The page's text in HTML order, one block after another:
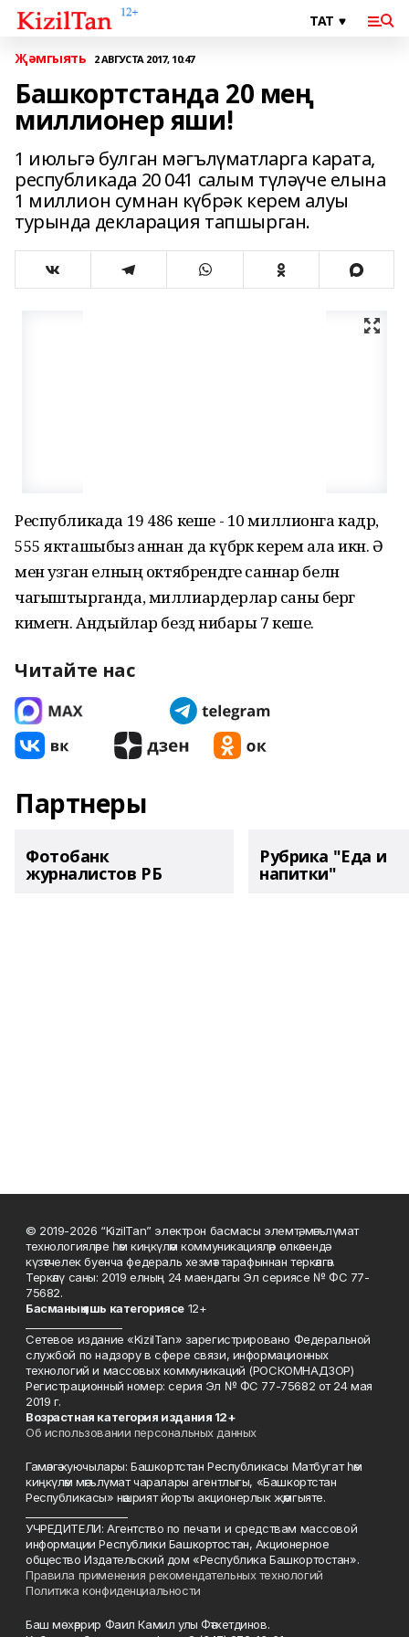
Җәмгыять 2 АВГУСТА 2017, 10:47
Башкортстанда 20 мең
миллионер яши!
1 июльгә булган мәгълүматларга карата,
республикада 20 041 салым түләүче елына
1 миллион сумнан күбрәк керем алуы
турында декларация тапшырган.
Республикада 19 486 кеше - 10 миллионга кадәр, ә
555 якташыбыз аннан да күбрәк керем ала икән. Ә
менә узган елның октябрендәге саннар белән
чагыштырганда, миллиардерлар саны бергә
кимегән. Андыйлар бездә нибары 7 кеше.
Читайте нас
Партнеры
Фотобанк
журналистов РБ
Рубрика "Еда и
напитки"
© 2019-2026 “KizilTan” электрон басмасы элемтә, мәгълүмат
технологияләре һәм киңкүләм коммуникацияләр өлкәсендә
күзәтчелек буенча федераль хезмәт тарафыннан теркәлгән.
Теркәлү саны: 2019 елның 24 маендагы Эл сериясе № ФС 77-
75682.
Басманың яшь категориясе12+
Сетевое издание «KizilTan» зарегистрировано Федеральной
службой по надзору в сфере связи, информационных
технологий и массовых коммуникаций (РОСКОМНАДЗОР)
Регистрационный номер: серия Эл № ФС 77-75682 от 24 мая
2019 г.
Возрастная категория издания 12+
Об использовании персональных данных
Гамәлгә куючылары: Башкортстан Республикасы Матбугат һәм
киңкүләм мәгълүмат чаралары агентлыгы, «Башкортстан
Республикасы» нәшрият йорты акционерлык җәмгыяте.
УЧРЕДИТЕЛИ: Агентство по печати и средствам массовой
информации Республики Башкортостан, Акционерное
общество Издательский дом «Республика Башкортостан».
Правила применения рекомендательных технологий
Политика конфиденциальности
Баш мөхәррир Фаил Камил улы Фәтхетдинов.